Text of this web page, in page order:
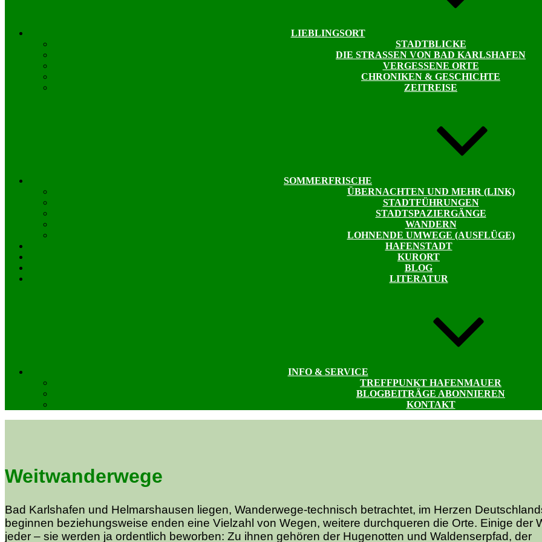
LIEBLINGSORT
STADTBLICKE
DIE STRASSEN VON BAD KARLSHAFEN
VERGESSENE ORTE
CHRONIKEN & GESCHICHTE
ZEITREISE
SOMMERFRISCHE
ÜBERNACHTEN UND MEHR (LINK)
STADTFÜHRUNGEN
STADTSPAZIERGÄNGE
WANDERN
LOHNENDE UMWEGE (AUSFLÜGE)
HAFENSTADT
KURORT
BLOG
LITERATUR
INFO & SERVICE
TREFFPUNKT HAFENMAUER
BLOGBEITRÄGE ABONNIEREN
KONTAKT
Weitwanderwege
Bad Karlshafen und Helmarshausen liegen, Wanderwege-technisch betrachtet, im Herzen
beginnen beziehungsweise enden eine Vielzahl von Wegen, weitere durchqueren die Orte. Einige der
jeder – sie werden ja ordentlich beworben: Zu ihnen gehören der Hugenotten und Waldenserpfad, der